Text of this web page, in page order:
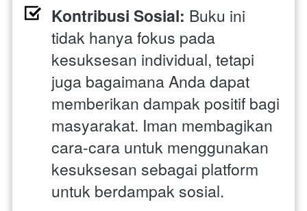
Kontribusi Sosial: Buku ini
tidak hanya fokus pada
kesuksesan individual, tetapi
juga bagaimana Anda dapat
memberikan dampak positif bagi
masyarakat. Iman membagikan
cara-cara untuk menggunakan
kesuksesan sebagai platform
untuk berdampak sosial.